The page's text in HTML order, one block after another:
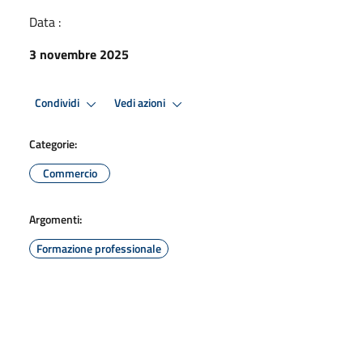
Data :
3 novembre 2025
Condividi Vedi azioni
Categorie:
Commercio
Argomenti:
Formazione professionale